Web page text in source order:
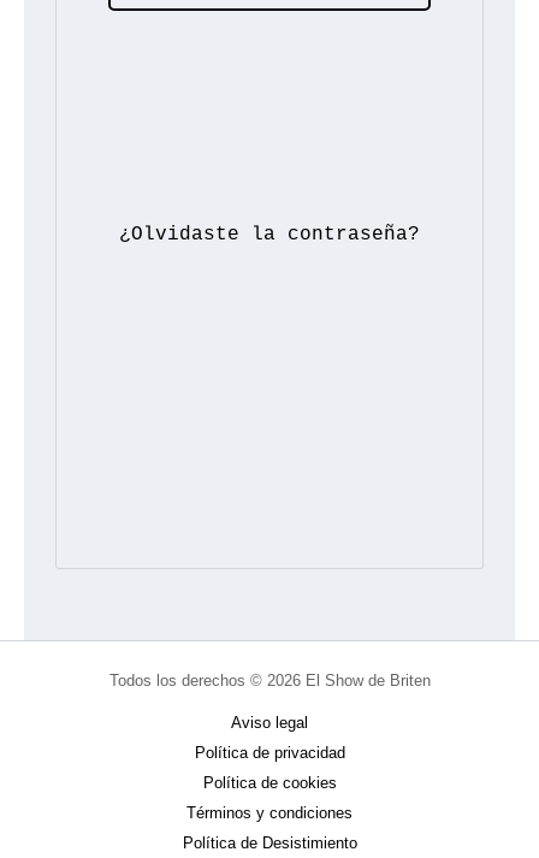
¿Olvidaste la contraseña?
Todos los derechos © 2026 El Show de Briten
Aviso legal
Política de privacidad
Política de cookies
Términos y condiciones
Política de Desistimiento